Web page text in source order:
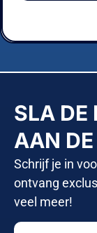
SLA DE
AAN
Schrijf je in
ontvang
veel meer!